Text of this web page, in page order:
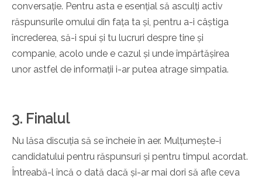
conversație. Pentru asta e esențial să asculți activ
răspunsurile omului din fața ta și, pentru a-i câștiga
încrederea, să-i spui și tu lucruri despre tine și
companie, acolo unde e cazul și unde împărtășirea
unor astfel de informații i-ar putea atrage simpatia.
3. Finalul
Nu lăsa discuția să se încheie în aer. Mulțumește-i
candidatului pentru răspunsuri și pentru timpul acordat.
Întreabă-l încă o dată dacă și-ar mai dori să afle ceva